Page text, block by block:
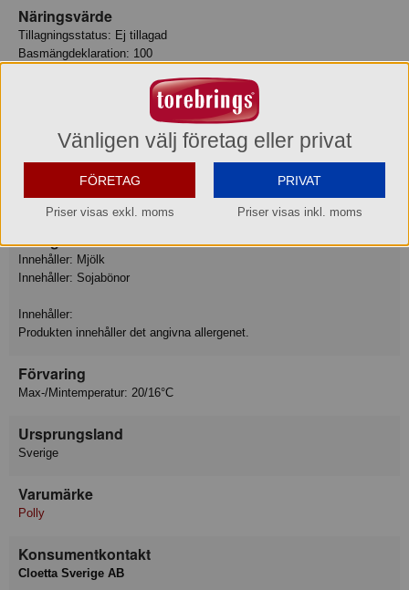
Näringsvärde
Tillagningsstatus: Ej tillagad
Basmängdeklaration: 100
Kolhydrat 71 g
varav sockerarter 68 g
Protein 4.2 g
Motsvarande salt 0.28 g
Allergiinfo
Innehåller: Mjölk
Innehåller: Sojabönor
Innehåller:
Produkten innehåller det angivna allergenet.
Förvaring
Max-/Mintemperatur: 20/16°C
Ursprungsland
Sverige
Varumärke
Polly
Konsumentkontakt
Cloetta Sverige AB
Vänligen välj företag eller privat
FÖRETAG
Priser visas exkl. moms
PRIVAT
Priser visas inkl. moms